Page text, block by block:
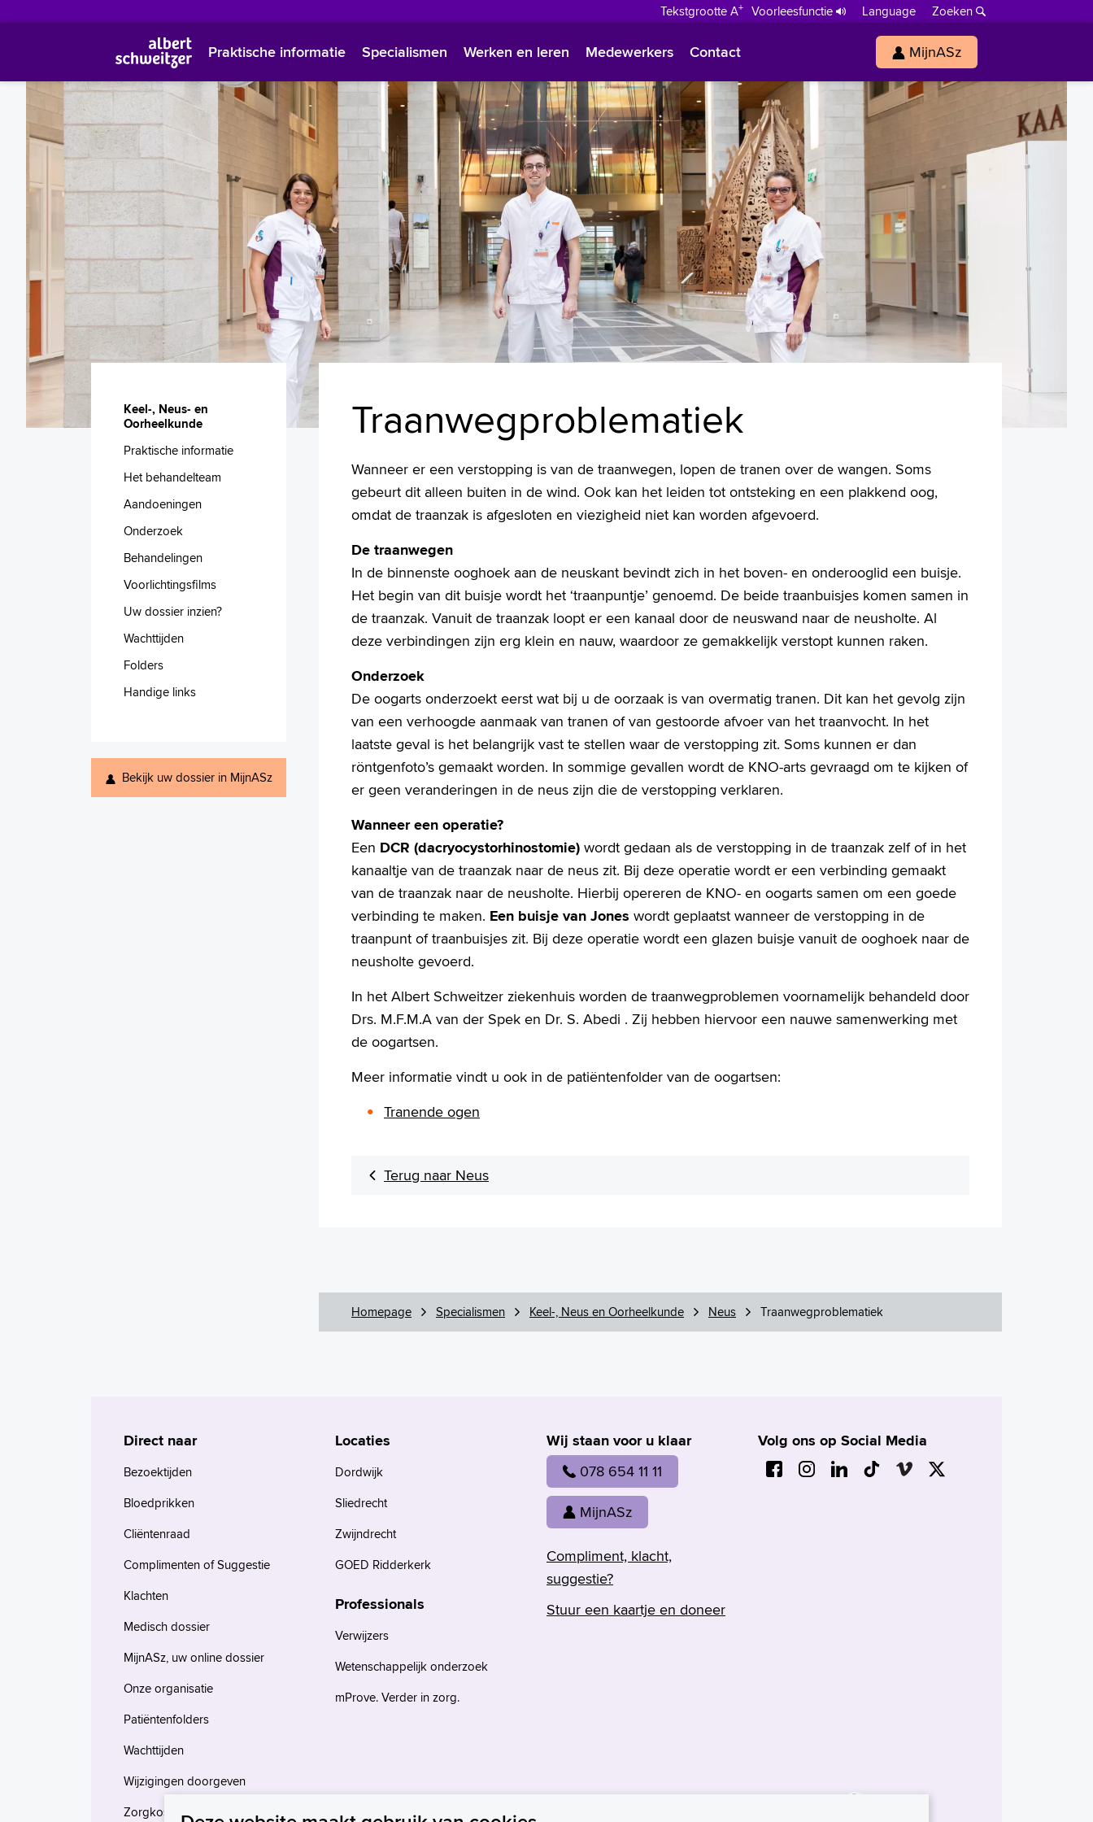
Tekstgrootte A+ Voorleesfunctie Language
Zoeken
Polski
Türkçe
Arabisch
Praktische informatie Specialismen Werken en leren Medewerkers Contact MijnASz
Keel-, Neus- en
Oorheelkunde
Praktische informatie
Het behandelteam
Aandoeningen
Onderzoek
Behandelingen
Voorlichtingsfilms
Uw dossier inzien?
Wachttijden
Folders
Handige links
Bekijk uw dossier in MijnASz
Traanwegproblematiek
Wanneer er een verstopping is van de traanwegen, lopen de tranen over de wangen. Soms
gebeurt dit alleen buiten in de wind. Ook kan het leiden tot ontsteking en een plakkend oog,
omdat de traanzak is afgesloten en viezigheid niet kan worden afgevoerd.
De traanwegen
In de binnenste ooghoek aan de neuskant bevindt zich in het boven- en onderooglid een buisje.
Het begin van dit buisje wordt het ‘traanpuntje’ genoemd. De beide traanbuisjes komen samen in
de traanzak. Vanuit de traanzak loopt er een kanaal door de neuswand naar de neusholte. Al
deze verbindingen zijn erg klein en nauw, waardoor ze gemakkelijk verstopt kunnen raken.
Onderzoek
De oogarts onderzoekt eerst wat bij u de oorzaak is van overmatig tranen. Dit kan het gevolg zijn
van een verhoogde aanmaak van tranen of van gestoorde afvoer van het traanvocht. In het
laatste geval is het belangrijk vast te stellen waar de verstopping zit. Soms kunnen er dan
röntgenfoto’s gemaakt worden. In sommige gevallen wordt de KNO-arts gevraagd om te kijken of
er geen veranderingen in de neus zijn die de verstopping verklaren.
Wanneer een operatie?
Een DCR (dacryocystorhinostomie) wordt gedaan als de verstopping in de traanzak zelf of in het
kanaaltje van de traanzak naar de neus zit. Bij deze operatie wordt er een verbinding gemaakt
van de traanzak naar de neusholte. Hierbij opereren de KNO- en oogarts samen om een goede
verbinding te maken. Een buisje van Jones wordt geplaatst wanneer de verstopping in de
traanpunt of traanbuisjes zit. Bij deze operatie wordt een glazen buisje vanuit de ooghoek naar de
neusholte gevoerd.
In het Albert Schweitzer ziekenhuis worden de traanwegproblemen voornamelijk behandeld door
Drs. M.F.M.A van der Spek en Dr. S. Abedi . Zij hebben hiervoor een nauwe samenwerking met
de oogartsen.
Meer informatie vindt u ook in de patiëntenfolder van de oogartsen:
Tranende ogen
Terug naar Neus
Homepage Specialismen Keel-, Neus en Oorheelkunde Neus Traanwegproblematiek
Wij staan voor u klaar
078 654 11 11
MijnASz
Compliment, klacht,
suggestie?
Stuur een kaartje en doneer
Volg ons op Social Media
Direct naar
Bezoektijden
Bloedprikken
Cliëntenraad
Complimenten of Suggestie
Klachten
Medisch dossier
MijnASz, uw online dossier
Onze organisatie
Patiëntenfolders
Wachttijden
Wijzigingen doorgeven
Zorgkosten en verzekeringen
Locaties
Dordwijk
Sliedrecht
Zwijndrecht
GOED Ridderkerk
Professionals
Verwijzers
Wetenschappelijk onderzoek
mProve. Verder in zorg.